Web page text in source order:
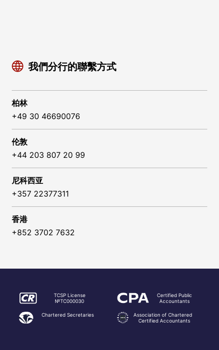
我們分行的聯繫方式
柏林
+49 30 46690076
伦敦
+44 203 807 20 99
尼科西亚
+357 22377311
香港
+852 3702 7632
TCSP License
№TC000030
Certified Public
Accountants
Chartered Secretaries
Association of Chartered
Certified Accountants